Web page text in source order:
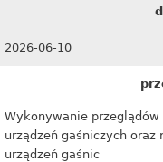
2026-06-10
Wykonywanie
urządzeń gaśniczych
urządzeń gaśnic